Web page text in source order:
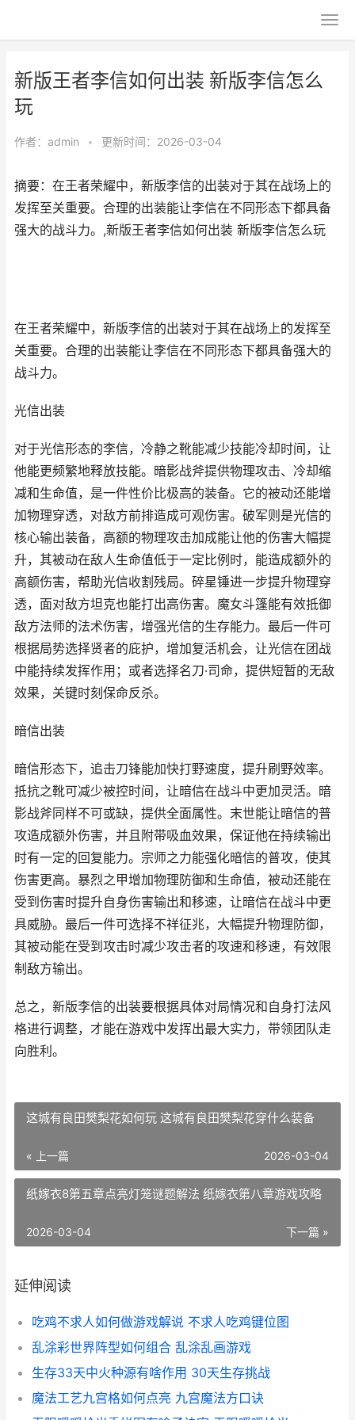
新版王者李信如何出装 新版李信怎么
玩
作者： admin • 更新时间：2026-03-04
摘要：在王者荣耀中，新版李信的出装对于其在战场上的
发挥至关重要。合理的出装能让李信在不同形态下都具备
强大的战斗力。,新版王者李信如何出装 新版李信怎么玩
在王者荣耀中，新版李信的出装对于其在战场上的发挥至
关重要。合理的出装能让李信在不同形态下都具备强大的
战斗力。
光信出装
对于光信形态的李信，冷静之靴能减少技能冷却时间，让
他能更频繁地释放技能。暗影战斧提供物理攻击、冷却缩
减和生命值，是一件性价比极高的装备。它的被动还能增
加物理穿透，对敌方前排造成可观伤害。破军则是光信的
核心输出装备，高额的物理攻击加成能让他的伤害大幅提
升，其被动在敌人生命值低于一定比例时，能造成额外的
高额伤害，帮助光信收割残局。碎星锤进一步提升物理穿
透，面对敌方坦克也能打出高伤害。魔女斗篷能有效抵御
敌方法师的法术伤害，增强光信的生存能力。最后一件可
根据局势选择贤者的庇护，增加复活机会，让光信在团战
中能持续发挥作用；或者选择名刀·司命，提供短暂的无敌
效果，关键时刻保命反杀。
暗信出装
暗信形态下，追击刀锋能加快打野速度，提升刷野效率。
抵抗之靴可减少被控时间，让暗信在战斗中更加灵活。暗
影战斧同样不可或缺，提供全面属性。末世能让暗信的普
攻造成额外伤害，并且附带吸血效果，保证他在持续输出
时有一定的回复能力。宗师之力能强化暗信的普攻，使其
伤害更高。暴烈之甲增加物理防御和生命值，被动还能在
受到伤害时提升自身伤害输出和移速，让暗信在战斗中更
具威胁。最后一件可选择不祥征兆，大幅提升物理防御，
其被动能在受到攻击时减少攻击者的攻速和移速，有效限
制敌方输出。
总之，新版李信的出装要根据具体对局情况和自身打法风
格进行调整，才能在游戏中发挥出最大实力，带领团队走
向胜利。
这城有良田樊梨花如何玩 这城有良田樊梨花穿什么装备
« 上一篇 2026-03-04
纸嫁衣8第五章点亮灯笼谜题解法 纸嫁衣第八章游戏攻略
下一篇 »
2026-03-04
延伸阅读
吃鸡不求人如何做游戏解说 不求人吃鸡键位图
乱涂彩世界阵型如何组合 乱涂乱画游戏
生存33天中火种源有啥作用 30天生存挑战
魔法工艺九宫格如何点亮 九宫魔法方口诀